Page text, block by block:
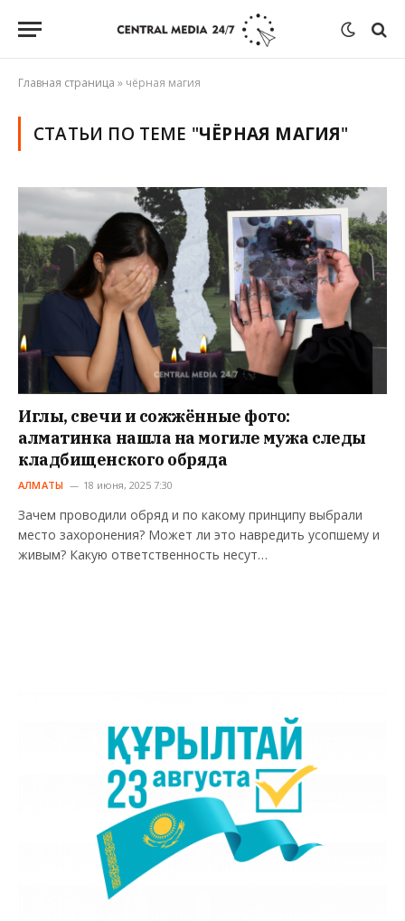
Главная страница » чёрная магия
СТАТЬИ ПО ТЕМЕ "ЧЁРНАЯ МАГИЯ"
Иглы, свечи и сожжённые фото:
алматинка нашла на могиле мужа следы
кладбищенского обряда
АЛМАТЫ 18 июня, 2025 7:30
Зачем проводили обряд и по какому принципу выбрали
место захоронения? Может ли это навредить усопшему и
живым? Какую ответственность несут…